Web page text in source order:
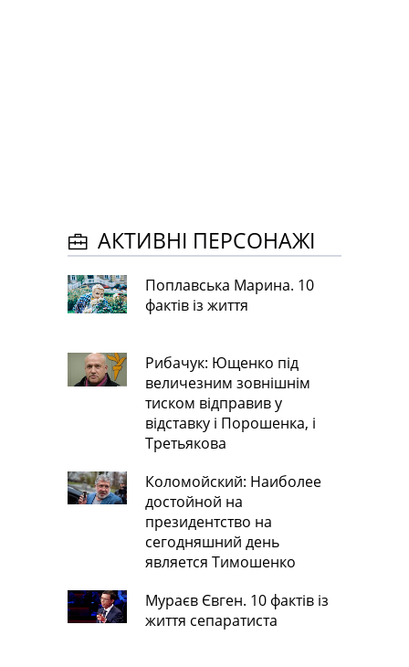
АКТИВНІ ПЕРСОНАЖІ
Поплавська Марина. 10
фактів із життя
Рибачук: Ющенко під
величезним зовнішнім
тиском відправив у
відставку і Порошенка, і
Третьякова
Коломойский: Наиболее
достойной на
президентство на
сегодняшний день
является Тимошенко
Мураєв Євген. 10 фактів із
життя сепаратиста